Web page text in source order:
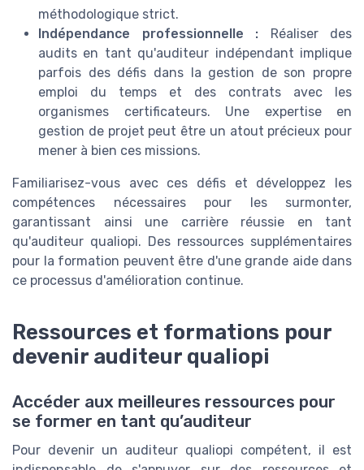
méthodologique strict.
Indépendance professionnelle : Réaliser des
audits en tant qu'auditeur indépendant implique
parfois des défis dans la gestion de son propre
emploi du temps et des contrats avec les
organismes certificateurs. Une expertise en
gestion de projet peut être un atout précieux pour
mener à bien ces missions.
Familiarisez-vous avec ces défis et développez les
compétences nécessaires pour les surmonter,
garantissant ainsi une carrière réussie en tant
qu'auditeur qualiopi. Des ressources supplémentaires
pour la formation peuvent être d'une grande aide dans
ce processus d'amélioration continue.
Ressources et formations pour
devenir auditeur qualiopi
Accéder aux meilleures ressources pour
se former en tant qu’auditeur
Pour devenir un auditeur qualiopi compétent, il est